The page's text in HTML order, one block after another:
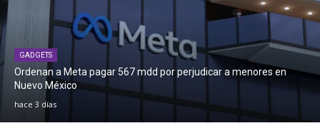
GADGETS
Ordenan a Meta pagar 567 mdd por perjudicar a menores en
Nuevo México
hace 3 días